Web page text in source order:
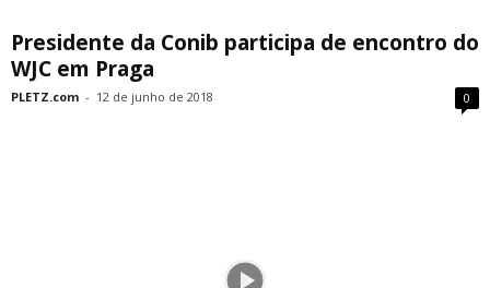
Presidente da Conib participa de encontro do
WJC em Praga
PLETZ.com - 12 de junho de 2018 0